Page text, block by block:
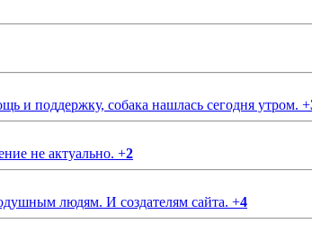
и поддержку, собака нашлась сегодня утром. +
не актуально. +2
людям. И создателям сайта. +4